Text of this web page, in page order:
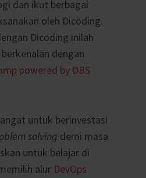
dan ikut berbagai
oleh Dicoding.
Dicoding inilah
dengan
powered by DBS
untuk berinvestasi
solving demi masa
untuk belajar di
alur DevOps